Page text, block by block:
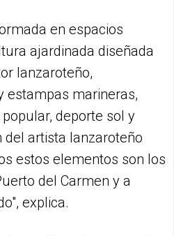
en espacios
ajardinada diseñada
lanzaroteño,
estampas marineras,
deporte sol y
del artista lanzaroteño
estos elementos son los
del Carmen y a
explica.